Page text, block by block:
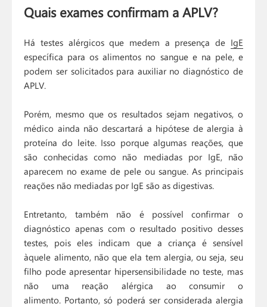
Quais exames confirmam a APLV?
Há testes alérgicos que medem a presença de IgE
específica para os alimentos no sangue e na pele, e
podem ser solicitados para auxiliar no diagnóstico de
APLV.
Porém, mesmo que os resultados sejam negativos, o
médico ainda não descartará a hipótese de alergia à
proteína do leite. Isso porque algumas reações, que
são conhecidas como não mediadas por IgE, não
aparecem no exame de pele ou sangue. As principais
reações não mediadas por IgE são as digestivas.
Entretanto, também não é possível confirmar o
diagnóstico apenas com o resultado positivo desses
testes, pois eles indicam que a criança é sensível
àquele alimento, não que ela tem alergia, ou seja, seu
filho pode apresentar hipersensibilidade no teste, mas
não uma reação alérgica ao consumir o
alimento. Portanto, só poderá ser considerada alergia